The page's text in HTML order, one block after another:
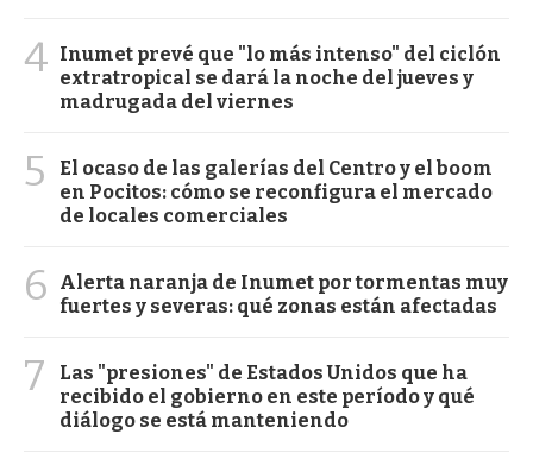
4 Inumet prevé que "lo más intenso" del ciclón
extratropical se dará la noche del jueves y
madrugada del viernes
5
El ocaso de las galerías del Centro y el boom
en Pocitos: cómo se reconfigura el mercado
de locales comerciales
6
Alerta naranja de Inumet por tormentas muy
fuertes y severas: qué zonas están afectadas
7
Las "presiones" de Estados Unidos que ha
recibido el gobierno en este período y qué
diálogo se está manteniendo